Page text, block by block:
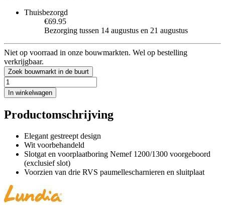
Thuisbezorgd
€69.95
Bezorging tussen 14 augustus en 21 augustus
Niet op voorraad in onze bouwmarkten. Wel op bestelling
verkrijgbaar.
Zoek bouwmarkt in de buurt
In winkelwagen
Productomschrijving
Elegant gestreept design
Wit voorbehandeld
Slotgat en voorplaatboring Nemef 1200/1300 voorgeboord
(exclusief slot)
Voorzien van drie RVS paumellescharnieren en sluitplaat